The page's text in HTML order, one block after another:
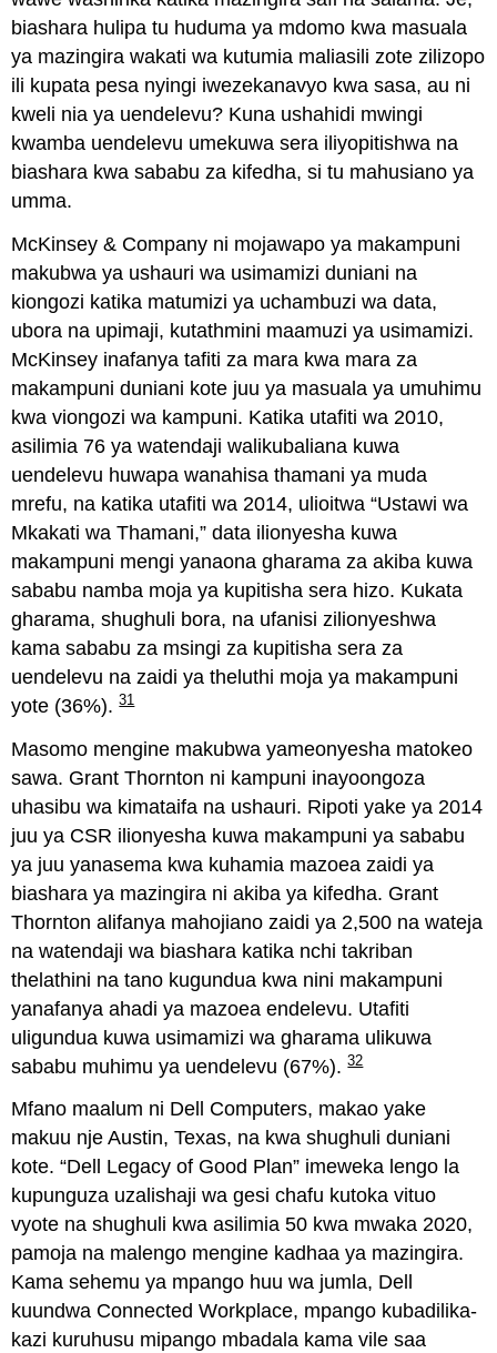
biashara hulipa tu huduma ya mdomo kwa masuala
ya mazingira wakati wa kutumia maliasili zote zilizopo
ili kupata pesa nyingi iwezekanavyo kwa sasa, au ni
kweli nia ya uendelevu? Kuna ushahidi mwingi
kwamba uendelevu umekuwa sera iliyopitishwa na
biashara kwa sababu za kifedha, si tu mahusiano ya
umma.
McKinsey & Company ni mojawapo ya makampuni
makubwa ya ushauri wa usimamizi duniani na
kiongozi katika matumizi ya uchambuzi wa data,
ubora na upimaji, kutathmini maamuzi ya usimamizi.
McKinsey inafanya tafiti za mara kwa mara za
makampuni duniani kote juu ya masuala ya umuhimu
kwa viongozi wa kampuni. Katika utafiti wa 2010,
asilimia 76 ya watendaji walikubaliana kuwa
uendelevu huwapa wanahisa thamani ya muda
mrefu, na katika utafiti wa 2014, ulioitwa “Ustawi wa
Mkakati wa Thamani,” data ilionyesha kuwa
makampuni mengi yanaona gharama za akiba kuwa
sababu namba moja ya kupitisha sera hizo. Kukata
gharama, shughuli bora, na ufanisi zilionyeshwa
kama sababu za msingi za kupitisha sera za
uendelevu na zaidi ya theluthi moja ya makampuni
yote (36%).31
Masomo mengine makubwa yameonyesha matokeo
sawa. Grant Thornton ni kampuni inayoongoza
uhasibu wa kimataifa na ushauri. Ripoti yake ya 2014
juu ya CSR ilionyesha kuwa makampuni ya sababu
ya juu yanasema kwa kuhamia mazoea zaidi ya
biashara ya mazingira ni akiba ya kifedha. Grant
Thornton alifanya mahojiano zaidi ya 2,500 na wateja
na watendaji wa biashara katika nchi takriban
thelathini na tano kugundua kwa nini makampuni
yanafanya ahadi ya mazoea endelevu. Utafiti
uligundua kuwa usimamizi wa gharama ulikuwa
sababu muhimu ya uendelevu (67%).32
Mfano maalum ni Dell Computers, makao yake
makuu nje Austin, Texas, na kwa shughuli duniani
kote. “Dell Legacy of Good Plan” imeweka lengo la
kupunguza uzalishaji wa gesi chafu kutoka vituo
vyote na shughuli kwa asilimia 50 kwa mwaka 2020,
pamoja na malengo mengine kadhaa ya mazingira.
Kama sehemu ya mpango huu wa jumla, Dell
kuundwa Connected Workplace, mpango kubadilika-
kazi kuruhusu mipango mbadala kama vile saa